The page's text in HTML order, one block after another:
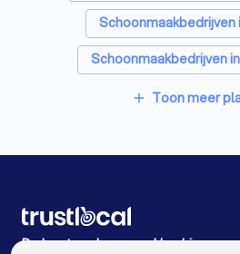
Loodgieters in
Schoonmaakbedrijven
Schoonmaakbedrijven
Schoonmaakbedrijven in
Schoonmaakbedrijven
Schoonmaakbedrijven
add Toon meer
De beste schoonmaakbedrijven